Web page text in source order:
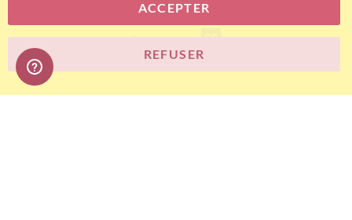
E-commerce
ACCEPTER
REFUSER